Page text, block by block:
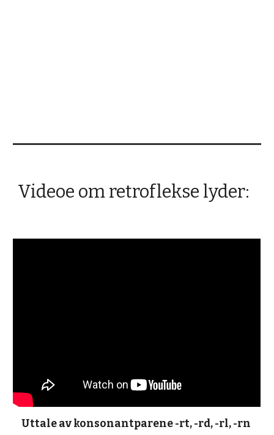
Videoe om retroflekse lyder:
Uttale av konsonantparene -rt, -rd, -rl, -rn